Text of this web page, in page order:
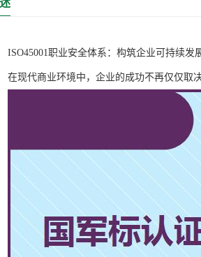
ISO45001职业安全体系：构筑企业可持续发
在现代商业环境中，企业的成功不再仅仅取